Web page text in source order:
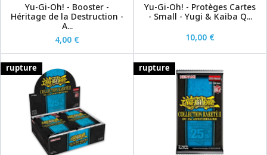
Yu-Gi-Oh! - Booster -
Héritage de la Destruction -
A...
4,00 €
Yu-Gi-Oh! - Protèges Cartes
- Small - Yugi & Kaiba Q...
10,00 €
rupture rupture